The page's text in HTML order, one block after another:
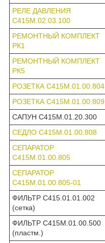
РЕЛЕ ДАВЛЕНИЯ
С415М.02.03.100
РЕМОНТНЫЙ КОМПЛЕКТ
РК1
РЕМОНТНЫЙ КОМПЛЕКТ
РК5
РОЗЕТКА С415М.01.00.804
РОЗЕТКА С415М.01.00.809
САПУН С415М.01.20.300
СЕДЛО С415М.01.00.808
СЕПАРАТОР
С415М.01.00.805
СЕПАРАТОР
С415М.01.00.805-01
ФИЛЬТР С415.01.01.002
(сетка)
ФИЛЬТР С415М.01.00.500
(пластм.)